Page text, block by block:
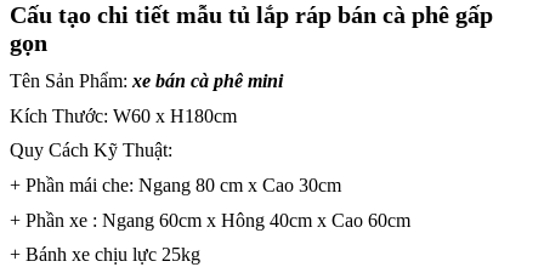
Cấu tạo chi tiết mẫu tủ lắp ráp bán cà phê gấp
gọn
Tên Sản Phẩm: xe bán cà phê mini
Kích Thước: W60 x H180cm
Quy Cách Kỹ Thuật:
+ Phần mái che: Ngang 80 cm x Cao 30cm
+ Phần xe : Ngang 60cm x Hông 40cm x Cao 60cm
+ Bánh xe chịu lực 25kg